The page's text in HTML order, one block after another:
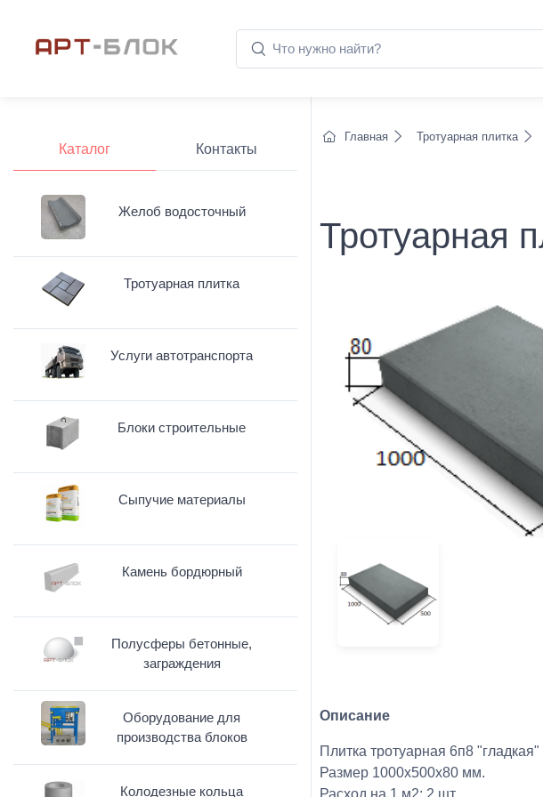
Главная Тротуарная плитка
Тротуарная
Описание
Плитка тротуарная 6п8 "гладкая"
Размер 1000х500х80 мм.
Расход на 1 м2: 2 шт.
Каталог Контакты
Желоб водосточный
Тротуарная плитка
Услуги автотранспорта
Блоки строительные
Сыпучие материалы
Камень бордюрный
Полусферы бетонные,
заграждения
Оборудование для
производства блоков
Колодезные кольца